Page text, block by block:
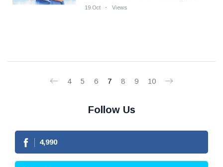
19 Oct Views
4 5 6 7 8 9 10
Follow Us
4,990